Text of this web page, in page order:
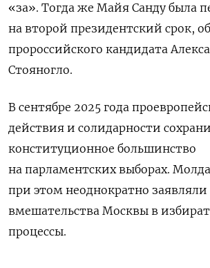
«за». Тогда же Майя Санду была
на второй президентский срок,
пророссийского кандидата
Стояногло.
В сентябре 2025 года
действия и солидарности
конституционное большинство
на парламентских выборах.
при этом неоднократно
вмешательства Москвы в
процессы.